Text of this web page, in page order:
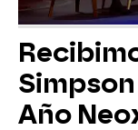
Año